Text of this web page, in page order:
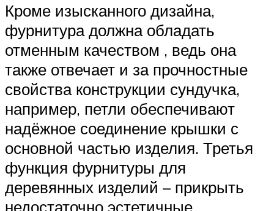
Кроме изысканного дизайна,
фурнитура должна обладать
отменным качеством , ведь она
также отвечает и за прочностные
свойства конструкции сундучка,
например, петли обеспечивают
надёжное соединение крышки с
основной частью изделия. Третья
функция фурнитуры для
деревянных изделий – прикрыть
недостаточно эстетичные